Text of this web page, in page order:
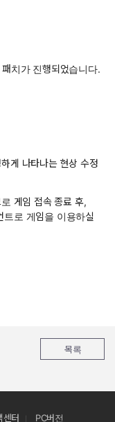
치가 진행되었습니다.
게 나타나는 현상 수정
게임 접속 종료 후,
트로 게임을 이용하실
목록
센터 PC버전